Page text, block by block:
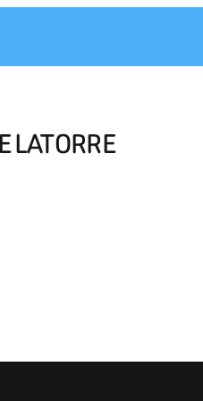
LATORRE